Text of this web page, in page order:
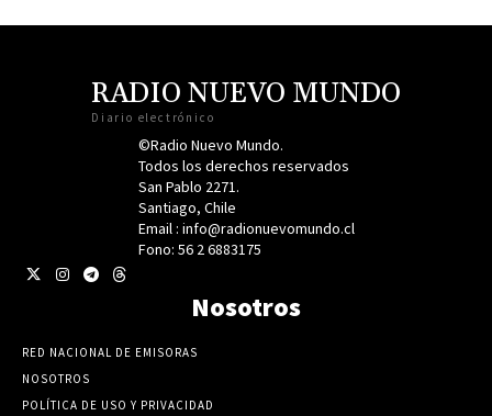
RADIO NUEVO MUNDO
Diario electrónico
©Radio Nuevo Mundo.
Todos los derechos reservados
San Pablo 2271.
Santiago, Chile
Email : info@radionuevomundo.cl
Fono: 56 2 6883175
Nosotros
RED NACIONAL DE EMISORAS
NOSOTROS
POLÍTICA DE USO Y PRIVACIDAD